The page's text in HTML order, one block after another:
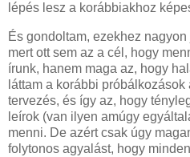
lépés lesz a korábbiakhoz
És gondoltam, ezekhez
mert ott sem az a cél, hogy
írunk, hanem maga az, hogy
láttam a korábbi
tervezés, és így az, hogy
leírok (van ilyen amúgy
menni. De azért csak úgy
folytonos agyalást, hogy